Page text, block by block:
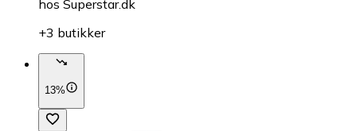
hos Superstar.dk
+3 butikker
13%